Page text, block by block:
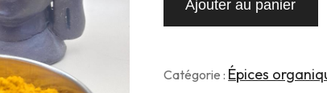
Curcuma
Ajouter au panier
Catégorie : Épices